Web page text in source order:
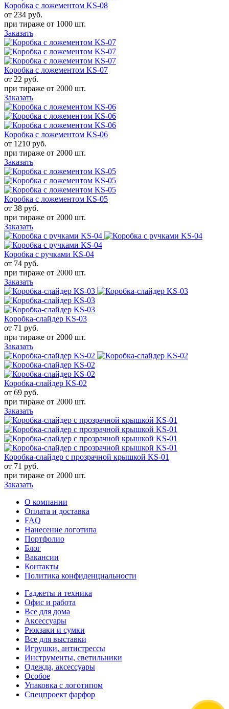
Коробка с ложементом KS-08
от 234 руб.
при тираже от 1000 шт.
Заказать
Коробка с ложементом KS-07
от 22 руб.
при тираже от 2000 шт.
Заказать
Коробка с ложементом KS-06
от 1210 руб.
при тираже от 2000 шт.
Заказать
Коробка с ложементом KS-05
от 38 руб.
при тираже от 2000 шт.
Заказать
Коробка с ручками KS-04
от 74 руб.
при тираже от 2000 шт.
Заказать
Коробка-слайдер KS-03
от 71 руб.
при тираже от 2000 шт.
Заказать
Коробка-слайдер KS-02
от 69 руб.
при тираже от 2000 шт.
Заказать
Коробка-слайдер с прозрачной крышкой KS-01
от 71 руб.
при тираже от 2000 шт.
Заказать
О компании
Оплата и доставка
FAQ
Нанесение логотипа
Портфолио
Блог
Вакансии
Контакты
Политика конфиденциальности
Гаджеты и техника
Офис и работа
Все для дома
Аксессуары
Рюкзаки и сумки
Все для выставки
Игрушки, антистрессы
Инструменты, светильники
Одежда, аксессуары
Особое
Упаковка с логотипом
Спецпроект фарфор